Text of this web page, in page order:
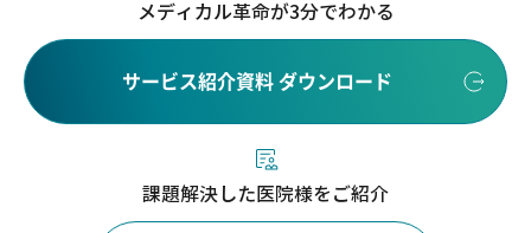
メディカル革命が3分でわかる
サービス紹介資料 ダウンロード
課題解決した医院様をご紹介